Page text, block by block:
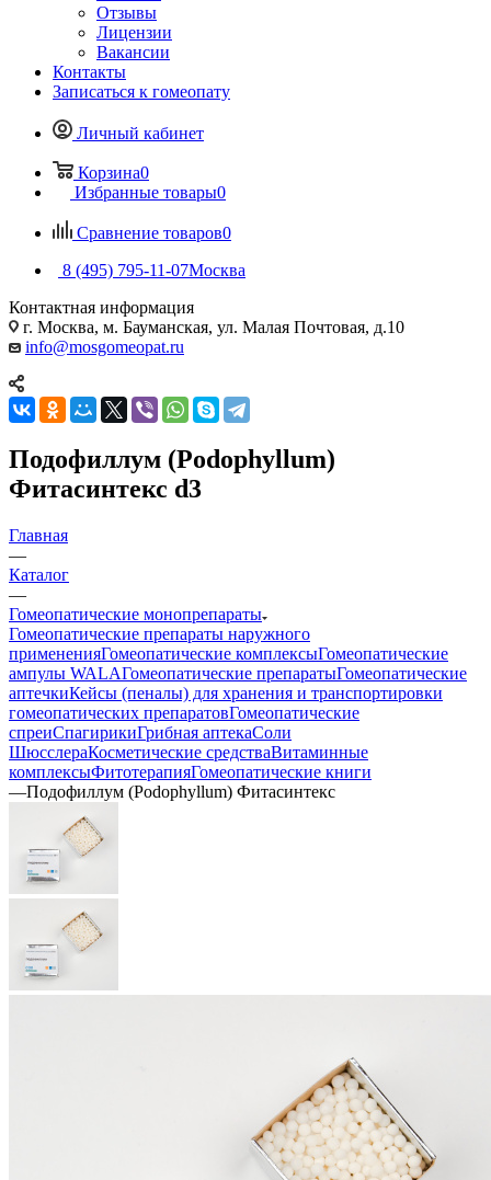
Отзывы
Лицензии
Вакансии
Контакты
Записаться к гомеопату
Личный кабинет
Корзина0
Избранные товары0
Сравнение товаров0
8 (495) 795-11-07Москва
Контактная информация
г. Москва, м. Бауманская, ул. Малая Почтовая, д.10
info@mosgomeopat.ru
Подофиллум (Podophyllum)
Фитасинтекс d3
Главная
—
Каталог
—
Гомеопатические монопрепараты
Гомеопатические препараты наружного
примененияГомеопатические комплексыГомеопатические
ампулы WALAГомеопатические препаратыГомеопатические
аптечкиКейсы (пеналы) для хранения и транспортировки
гомеопатических препаратовГомеопатические
спреиСпагирикиГрибная аптекаСоли
ШюсслераКосметические средстваВитаминные
комплексыФитотерапияГомеопатические книги
—Подофиллум (Podophyllum) Фитасинтекс